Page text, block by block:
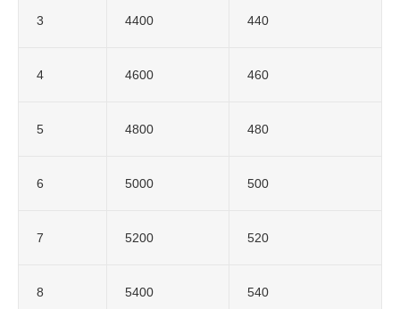
3 4400 440
4 4600 460
5 4800 480
6 5000 500
7 5200 520
8 5400 540